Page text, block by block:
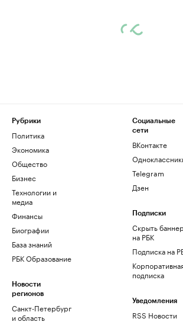
Рубрики
Политика
Экономика
Общество
Бизнес
Технологии и
медиа
Финансы
Биографии
База знаний
РБК Образование
Новости
регионов
Санкт-Петербург
и область
Социальные
сети
ВКонтакте
Telegram
Дзен
Подписки
Скрыть
на РБК
Подписка на
подписка
Уведомления
RSS Новости